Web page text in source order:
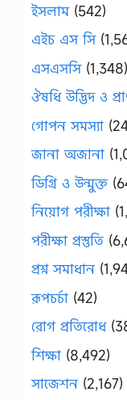
ইসলাম(542)
এইচ এস সি
এসএসসি(1,348)
ঔষধি উদ্ভিদ ও
গোপন সমস্যা
জানা অজানা
ডিগ্রি ও উন্মুক্ত
নিয়োগ পরীক্ষা
পরীক্ষা প্রস্তুতি
প্রশ্ন সমাধান
রূপচর্চা (42)
রোগ প্রতিরোধ
শিক্ষা (8,492)
সাজেশন (2,167)